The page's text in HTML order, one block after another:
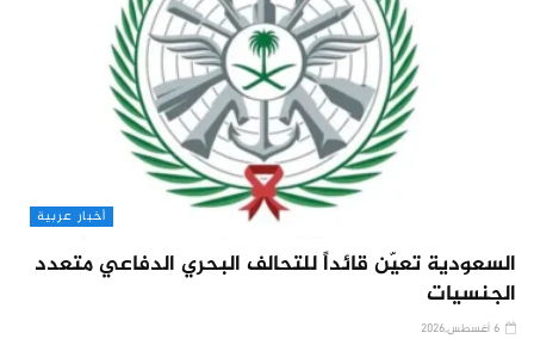
أخبار عربية
السعودية تعيّن قائداً للتحالف البحري الدفاعي متعدد
الجنسيات